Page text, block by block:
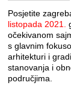
Posjetite
listopada 2021.
očekivanom
s glavnim
arhitekturi i
stanovanja i
područjima.